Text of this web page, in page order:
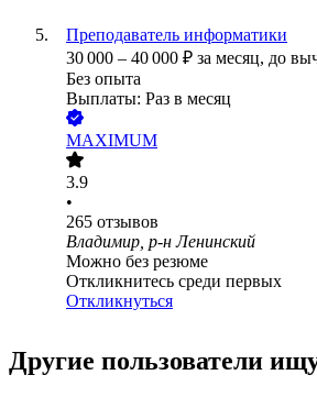
Преподаватель информатики
30 000 – 40 000 ₽ за месяц, до
Без опыта
Выплаты: Раз в месяц
MAXIMUM
3.9
•
265 отзывов
Владимир, р-н Ленинский
Можно без резюме
Откликнитесь среди первых
Откликнуться
Другие пользователи